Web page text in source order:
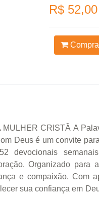
R$ 52,00
CRISTÃ A
Deus é um convite
Organizado
e compaixão. Com
sua confiança em